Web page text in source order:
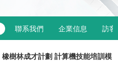
聯系我們 企業信息 訪客
橡樹林成才計劃 計算機技能培訓模